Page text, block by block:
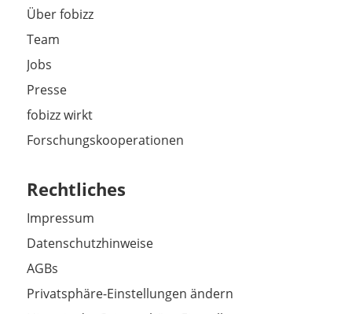
Über fobizz
Team
Jobs
Presse
fobizz wirkt
Forschungskooperationen
Rechtliches
Impressum
Datenschutzhinweise
AGBs
Privatsphäre-Einstellungen ändern